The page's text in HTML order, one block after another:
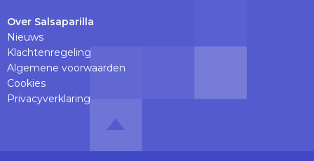
Over Salsaparilla
Nieuws
Klachtenregeling
Algemene voorwaarden
Cookies
Privacyverklaring